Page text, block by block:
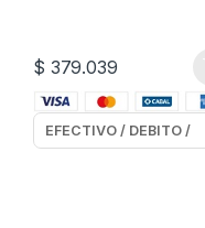
$ 379.039